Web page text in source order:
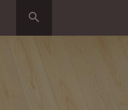
search